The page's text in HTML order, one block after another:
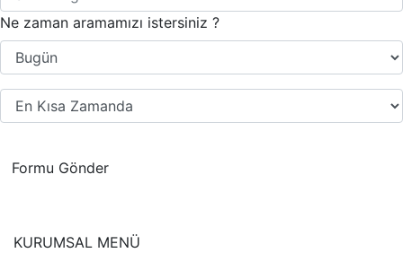
Ne zaman aramamızı istersiniz ?
Formu Gönder
KURUMSAL MENÜ